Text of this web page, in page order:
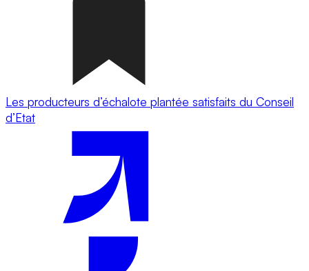
Les producteurs d’échalote plantée satisfaits du Conseil
d’Etat